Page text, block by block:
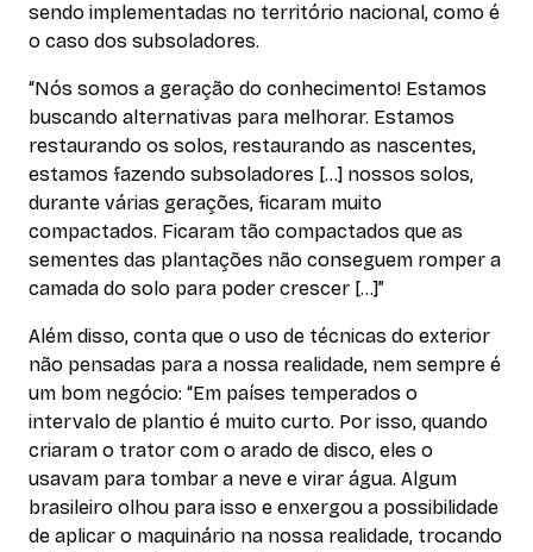
sendo implementadas no território nacional, como é
o caso dos subsoladores.
“Nós somos a geração do conhecimento! Estamos
buscando alternativas para melhorar. Estamos
restaurando os solos, restaurando as nascentes,
estamos fazendo subsoladores […] nossos solos,
durante várias gerações, ficaram muito
compactados. Ficaram tão compactados que as
sementes das plantações não conseguem romper a
camada do solo para poder crescer […]”
Além disso, conta que o uso de técnicas do exterior
não pensadas para a nossa realidade, nem sempre é
um bom negócio: “Em países temperados o
intervalo de plantio é muito curto. Por isso, quando
criaram o trator com o arado de disco, eles o
usavam para tombar a neve e virar água. Algum
brasileiro olhou para isso e enxergou a possibilidade
de aplicar o maquinário na nossa realidade, trocando